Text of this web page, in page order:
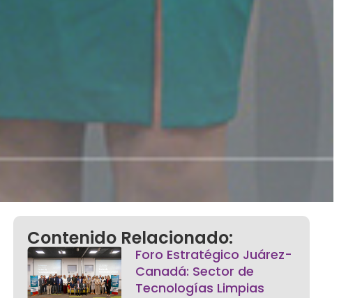
Contenido Relacionado:
Foro Estratégico Juárez-
Canadá: Sector de
Tecnologías Limpias